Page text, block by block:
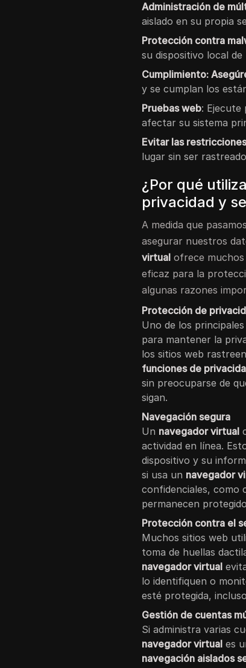
Administración de
aislado en su propia
Protección contra
su dispositivo local de
Cumplimiento:
y se cumplan los
Pruebas web: Ejecute
afectar su sistema
Evitar las
lugar sin ser
¿Por qué
privacidad y
A medida que
asegurar nuestros
virtual ofrece
eficaz para la
algunas razones
Protección de
Uno de los principales
para mantener la
los sitios web
funciones de
sin preocuparse de
sigan.
Navegación segura
Un navegador virtual
actividad en línea.
dispositivo y su
si usa un navegador
confidenciales, como
permanecen
Protección contra el
Muchos sitios web
toma de huellas
navegador virtual
lo identifiquen o
esté protegida,
Gestión de cuentas
Si administra varias
navegador virtual es
navegación aislados